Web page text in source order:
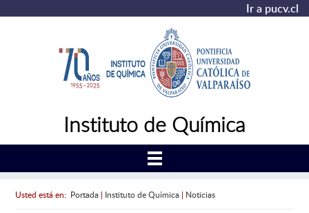
Ir a pucv.cl
Instituto de Química
Usted está en: Portada| Instituto de Química| Noticias